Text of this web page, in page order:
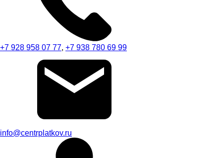
+7 928 958 07 77, +7 938 780 69 99
info@centrplatkov.ru